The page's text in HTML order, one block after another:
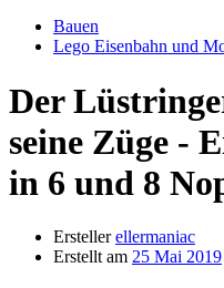
Bauen
Lego Eisenbahn und
Der
seine Züge -
in 6 und 8
Ersteller ellermaniac
Erstellt am 25 Mai 2019